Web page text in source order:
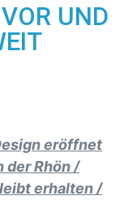
UND
eröffnet
der Rhön /
erhalten /